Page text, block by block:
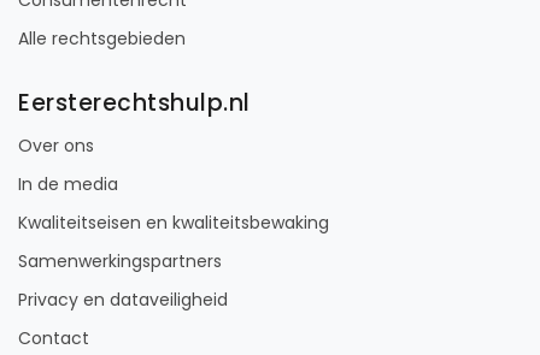
Alle rechtsgebieden
Eersterechtshulp.nl
Over ons
In de media
Kwaliteitseisen en kwaliteitsbewaking
Samenwerkingspartners
Privacy en dataveiligheid
Contact